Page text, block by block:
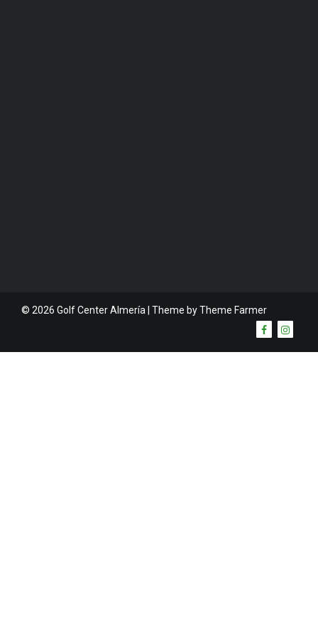
© 2026 Golf Center Almería | Theme byTheme Farmer